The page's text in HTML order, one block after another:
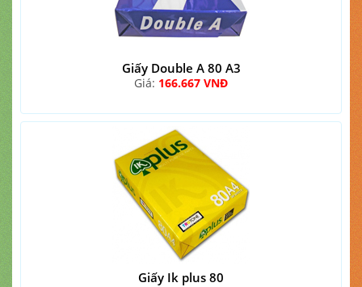
Giấy Double A 80 A3
Giá: 166.667 VNĐ
Giấy Ik plus 80